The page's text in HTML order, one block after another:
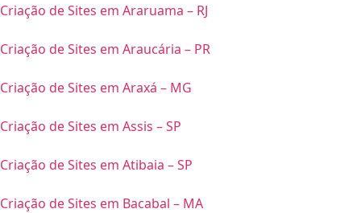
Criação de Sites em Araruama – RJ
Criação de Sites em Araucária – PR
Criação de Sites em Araxá – MG
Criação de Sites em Assis – SP
Criação de Sites em Atibaia – SP
Criação de Sites em Bacabal – MA